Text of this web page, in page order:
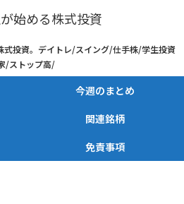
始める株式投資
式投資。デイトレ/スイング/仕手株/学生投資
/ストップ高/
今週のまとめ
関連銘柄
免責事項